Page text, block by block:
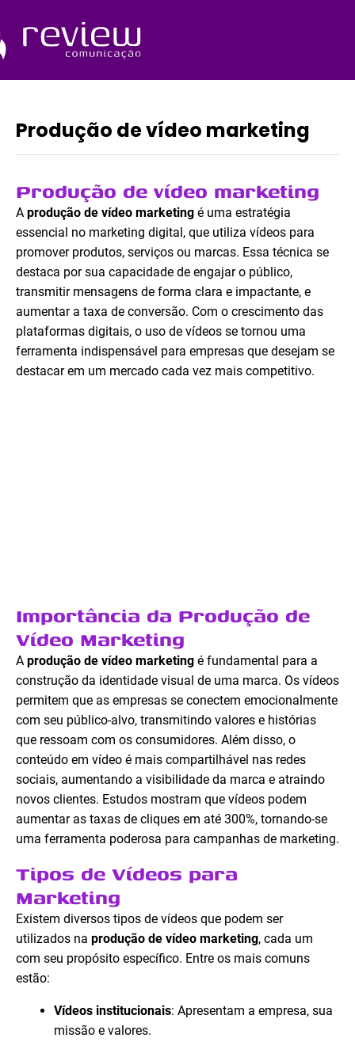
o
conteúdo
Produção de vídeo marketing
Produção de vídeo marketing
A produção de vídeo marketing é uma estratégia
essencial no marketing digital, que utiliza vídeos para
promover produtos, serviços ou marcas. Essa técnica se
destaca por sua capacidade de engajar o público,
transmitir mensagens de forma clara e impactante, e
aumentar a taxa de conversão. Com o crescimento das
plataformas digitais, o uso de vídeos se tornou uma
ferramenta indispensável para empresas que desejam se
destacar em um mercado cada vez mais competitivo.
Importância da Produção de
Vídeo Marketing
A produção de vídeo marketing é fundamental para a
construção da identidade visual de uma marca. Os vídeos
permitem que as empresas se conectem emocionalmente
com seu público-alvo, transmitindo valores e histórias
que ressoam com os consumidores. Além disso, o
conteúdo em vídeo é mais compartilhável nas redes
sociais, aumentando a visibilidade da marca e atraindo
novos clientes. Estudos mostram que vídeos podem
aumentar as taxas de cliques em até 300%, tornando-se
uma ferramenta poderosa para campanhas de marketing.
Tipos de Vídeos para
Marketing
Existem diversos tipos de vídeos que podem ser
utilizados na produção de vídeo marketing, cada um
com seu propósito específico. Entre os mais comuns
estão:
Vídeos institucionais: Apresentam a empresa, sua
missão e valores.